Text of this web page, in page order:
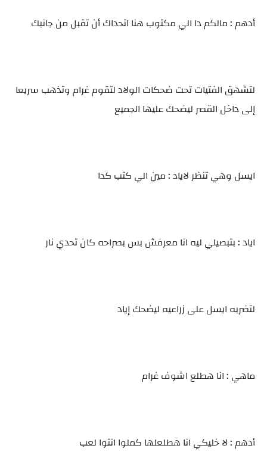
أدهم : مالكم دا الي مكتوب هنا اتحداك أن تقبل من جانبك
لتشهق الفتيات تحت ضحكات الولاد لتقوم غرام وتذهب سريعا
إلى داخل القصر ليضحك عليها الجميع
ايسل وهي تنظر لاياد : مين الي كتب كدا
اياد : بتبصيلي ليه انا معرفش بس بصراحه كان تحدي نار
لتضربه ايسل على زراعيه ليضحك إياد
ماهي : انا هطلع اشوف غرام
أدهم : لا خليكي انا هطلعلها كملوا انتوا لعب